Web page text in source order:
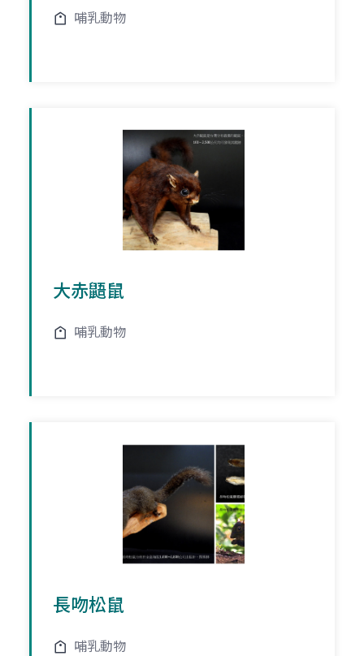
哺乳動物
大赤鼯鼠
哺乳動物
長吻松鼠
哺乳動物